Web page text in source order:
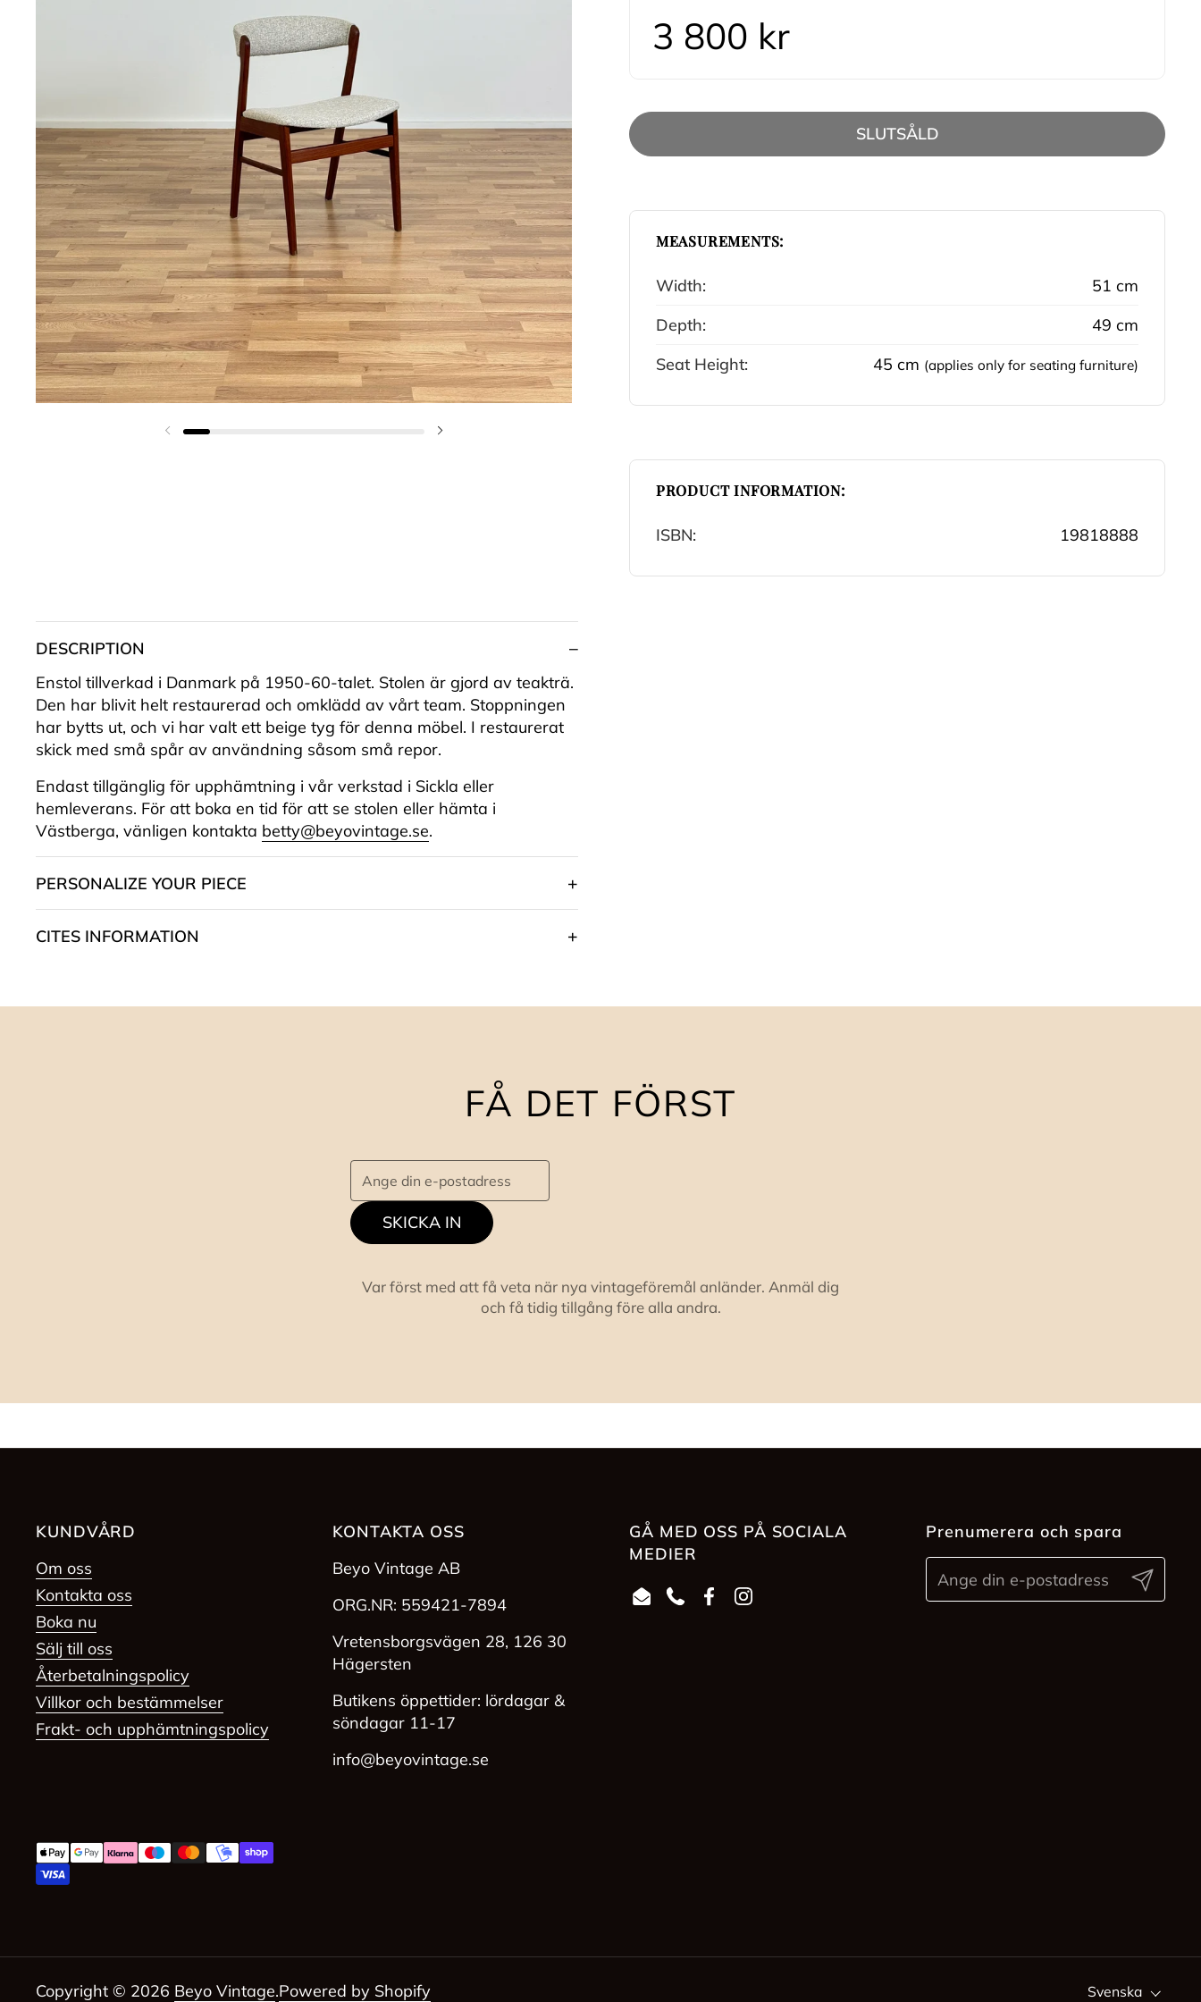
Föregående bild
3 800 kr
SLUTSÅLD
MEASUREMENTS:
Width:
51 cm
Depth:
49 cm
Seat Height:
45 cm (applies only for seating furniture)
PRODUCT INFORMATION:
ISBN: 19818888
DESCRIPTION
Enstol tillverkad i Danmark på 1950-60-talet. Stolen är gjord av teakträ.
Den har blivit helt restaurerad och omklädd av vårt team. Stoppningen
har bytts ut, och vi har valt ett beige tyg för denna möbel. I restaurerat
skick med små spår av användning såsom små repor.
Endast tillgänglig för upphämtning i vår verkstad i Sickla eller
hemleverans. För att boka en tid för att se stolen eller hämta i
Västberga, vänligen kontakta betty@beyovintage.se.
PERSONALIZE YOUR PIECE
CITES INFORMATION
FÅ DET FÖRST
SKICKA IN
Var först med att få veta när nya vintageföremål anländer. Anmäl dig
och få tidig tillgång före alla andra.
KUNDVÅRD
Om oss
Kontakta oss
Boka nu
Sälj till oss
Återbetalningspolicy
Villkor och bestämmelser
Frakt- och upphämtningspolicy
KONTAKTA OSS
Beyo Vintage AB
ORG.NR: 559421-7894
Vretensborgsvägen 28, 126 30
Hägersten
Butikens öppettider: lördagar &
söndagar 11-17
info@beyovintage.se
GÅ MED OSS PÅ SOCIALA
MEDIER
EmailPhoneFacebookInstagram
Prenumerera och spara
Skicka in
Copyright © 2026 Beyo Vintage.Powered by Shopify Språk
Svenska